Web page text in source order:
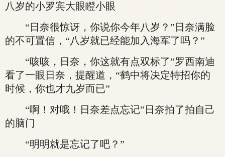
八岁的小罗宾大眼瞪小眼
“日奈很惊讶，你说你今年八岁？”日奈满脸
的不可置信，“八岁就已经能加入海军了吗？”
“咳咳，日奈，你这就有点双标了”罗西南迪
看了一眼日奈，提醒道，“鹤中将决定特招你的
时候，你也才九岁而已”
“啊！对哦！日奈差点忘记”日奈拍了拍自己
的脑门
“明明就是忘记了吧？”